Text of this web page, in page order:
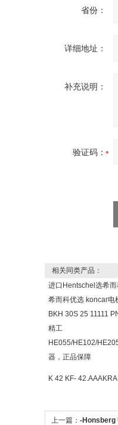
省份：
详细地址：
补充说明：
验证码：
相关同类产品：
进口Hentschel选希
希而科优选 koncar电
BKH 30S 25 11111
精工
HE055/HE102/
器，正品保障
K 42 KF-
上一篇： -Honsberg